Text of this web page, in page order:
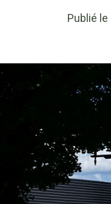
Publié le